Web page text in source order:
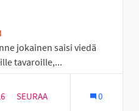
jokainen saisi viedä
tavaroille,...
16 SEURAAJAA
SEURAA 0